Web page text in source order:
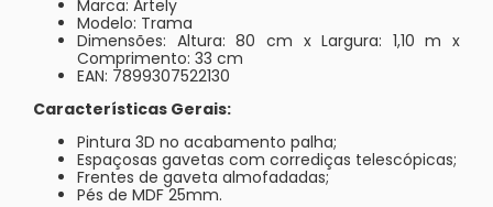
Marca: Artely
Modelo: Trama
Dimensões: Altura: 80 cm x Largura: 1,10 m x
Comprimento: 33 cm
EAN: 7899307522130
Características Gerais:
Pintura 3D no acabamento palha;
Espaçosas gavetas com corrediças telescópicas;
Frentes de gaveta almofadadas;
Pés de MDF 25mm.